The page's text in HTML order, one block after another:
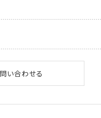
い合わせる